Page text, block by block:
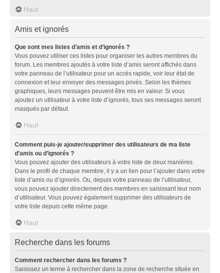
Haut
Amis et ignorés
Que sont mes listes d’amis et d’ignorés ?
Vous pouvez utiliser ces listes pour organiser les autres membres du
forum. Les membres ajoutés à votre liste d’amis seront affichés dans
votre panneau de l’utilisateur pour un accès rapide, voir leur état de
connexion et leur envoyer des messages privés. Selon les thèmes
graphiques, leurs messages peuvent être mis en valeur. Si vous
ajoutez un utilisateur à votre liste d’ignorés, tous ses messages seront
masqués par défaut.
Haut
Comment puis-je ajouter/supprimer des utilisateurs de ma liste
d’amis ou d’ignorés ?
Vous pouvez ajouter des utilisateurs à votre liste de deux manières.
Dans le profil de chaque membre, il y a un lien pour l’ajouter dans votre
liste d’amis ou d’ignorés. Ou, depuis votre panneau de l’utilisateur,
vous pouvez ajouter directement des membres en saisissant leur nom
d’utilisateur. Vous pouvez également supprimer des utilisateurs de
votre liste depuis cette même page.
Haut
Recherche dans les forums
Comment rechercher dans les forums ?
Saisissez un terme à rechercher dans la zone de recherche située en